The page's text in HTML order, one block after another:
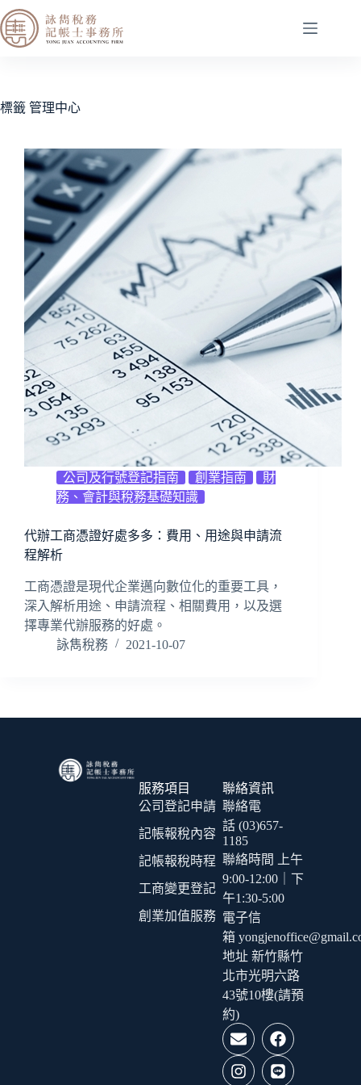
標籤 管理中心
公司及行號登記指南 創業指南
財
務、會計與稅務基礎知識
代辦工商憑證好處多多：費用、用途與申請流
程解析
工商憑證是現代企業邁向數位化的重要工具，
深入解析用途、申請流程、相關費用，以及選
擇專業代辦服務的好處。
詠雋稅務
2021-10-07
服務項目
公司登記申請
記帳報稅內容
記帳報稅時程
工商變更登記
創業加值服務
聯絡資訊
聯絡電
話 (03)657-
1185
聯絡時間 上午
9:00-12:00｜下
午1:30-5:00
電子信
箱
地址 新竹縣竹
北市光明六路
43號10樓(請預
約)